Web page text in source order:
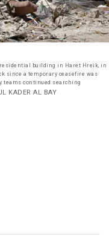
residential building in Haret Hreik, in
since a temporary ceasefire was
teams continued searching
KADER AL BAY